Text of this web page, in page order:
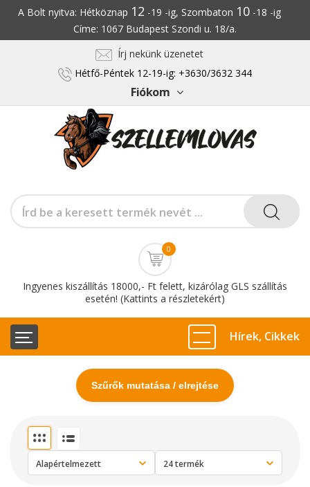
A Bolt nyitva: Hétköznap 12 -19 -ig, Szombaton 10 -18 -ig
Címe: 1067 Budapest Szondi u. 18/a.
Írj nekünk üzenetet
Hétfő-Péntek 12-19-ig: +3630/3632 344
Fiókom
0
Ingyenes kiszállítás 18000,- Ft felett, kizárólag GLS szállítás
esetén! (Kattints a részletekért)
Hírek, Cikkek
Szűrők mutatása / elrejtése